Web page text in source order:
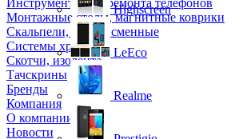
Инструменты для ремонта телефонов
Монтажные столы, магнитные коврики
Скальпели, лезвия сменные
Системы хранения
Скотчи, изолента
Тачскрины
Бренды
Компания
О компании
Новости
Highscreen
LeEco
Realme